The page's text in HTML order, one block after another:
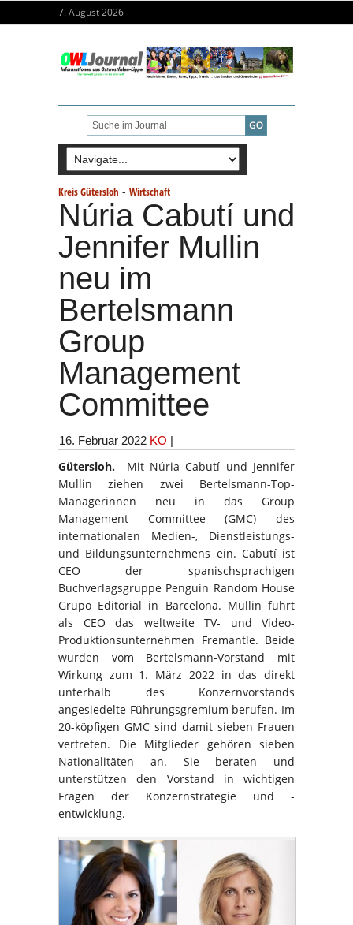
7. August 2026
Kreis Gütersloh - Wirtschaft
Núria Cabutí und
Jennifer Mullin
neu im
Bertelsmann
Group
Management
Committee
16. Februar 2022 KO |
Gütersloh.
Mit Núria Cabutí und Jennifer
Mullin ziehen zwei Bertelsmann-Top-
Managerinnen neu in das Group
Management Committee (GMC) des
internationalen Medien-, Dienstleistungs-
und Bildungsunternehmens ein. Cabutí ist
CEO der spanischsprachigen
Buchverlagsgruppe Penguin Random House
Grupo Editorial in Barcelona. Mullin führt
als CEO das weltweite TV- und Video-
Produktionsunternehmen Fremantle. Beide
wurden vom Bertelsmann-Vorstand mit
Wirkung zum 1. März 2022 in das direkt
unterhalb des Konzernvorstands
angesiedelte Führungsgremium berufen. Im
20-köpfigen GMC sind damit sieben Frauen
vertreten. Die Mitglieder gehören sieben
Nationalitäten an. Sie beraten und
unterstützen den Vorstand in wichtigen
Fragen der Konzernstrategie und -
entwicklung.